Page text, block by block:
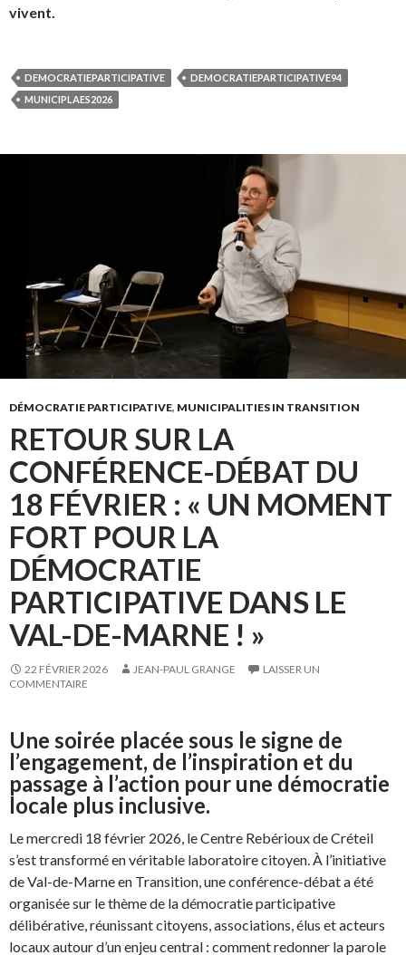
vivent.
DEMOCRATIEPARTICIPATIVE
DEMOCRATIEPARTICIPATIVE94
MUNICIPLAES2026
DÉMOCRATIE PARTICIPATIVE, MUNICIPALITIES IN TRANSITION
RETOUR SUR LA
CONFÉRENCE-DÉBAT DU
18 FÉVRIER : « UN MOMENT
FORT POUR LA
DÉMOCRATIE
PARTICIPATIVE DANS LE
VAL-DE-MARNE ! »
22 FÉVRIER 2026 JEAN-PAUL GRANGE
LAISSER UN
COMMENTAIRE
Une soirée placée sous le signe de
l’engagement, de l’inspiration et du
passage à l’action pour une démocratie
locale plus inclusive.
Le mercredi 18 février 2026, le Centre Rebérioux de Créteil
s’est transformé en véritable laboratoire citoyen. À l’initiative
de Val-de-Marne en Transition, une conférence-débat a été
organisée sur le thème de la démocratie participative
délibérative, réunissant citoyens, associations, élus et acteurs
locaux autour d’un enjeu central : comment redonner la parole